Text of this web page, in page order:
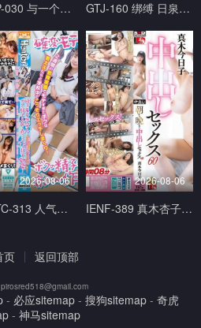
GUPP-030 与一个用言语温柔挑逗你的荡妇接吻性爱 Erika Ozaki 尾崎えりか GUPPI-妄想族 GTJ-160 绑缚 日泉舞香 ドグマ
2026-08-06
HUNTC-313 人气爆棚的时期开始了！两周的教育实习中太受学生们欢迎在学校里偷偷做爱！围绕着 Hunter
2026-08-06
IENF-389 真木杏子从早到晚出性爱 60 真木今日子 アイエナジー
页 返回顶部
- 必应sitemap - 搜狗sitemap - 奇虎
- 神马sitemap